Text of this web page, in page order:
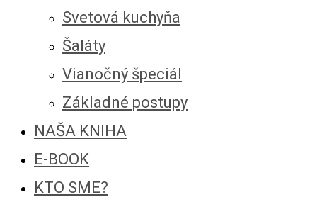
Svetová kuchyňa
Šaláty
Vianočný špeciál
Základné postupy
NAŠA KNIHA
E-BOOK
KTO SME?